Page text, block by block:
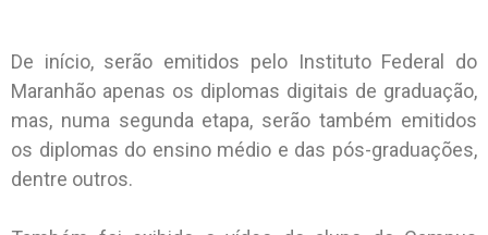
De início, serão emitidos pelo Instituto Federal do
Maranhão apenas os diplomas digitais de graduação,
mas, numa segunda etapa, serão também emitidos
os diplomas do ensino médio e das pós-graduações,
dentre outros.